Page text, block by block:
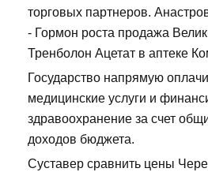
торговых партнеров.
- Гормон роста продажа
Тренболон Ацетат в аптеке
Государство напрямую
медицинские услуги и
здравоохранение за счет
доходов бюджета.
Суставер сравнить цены